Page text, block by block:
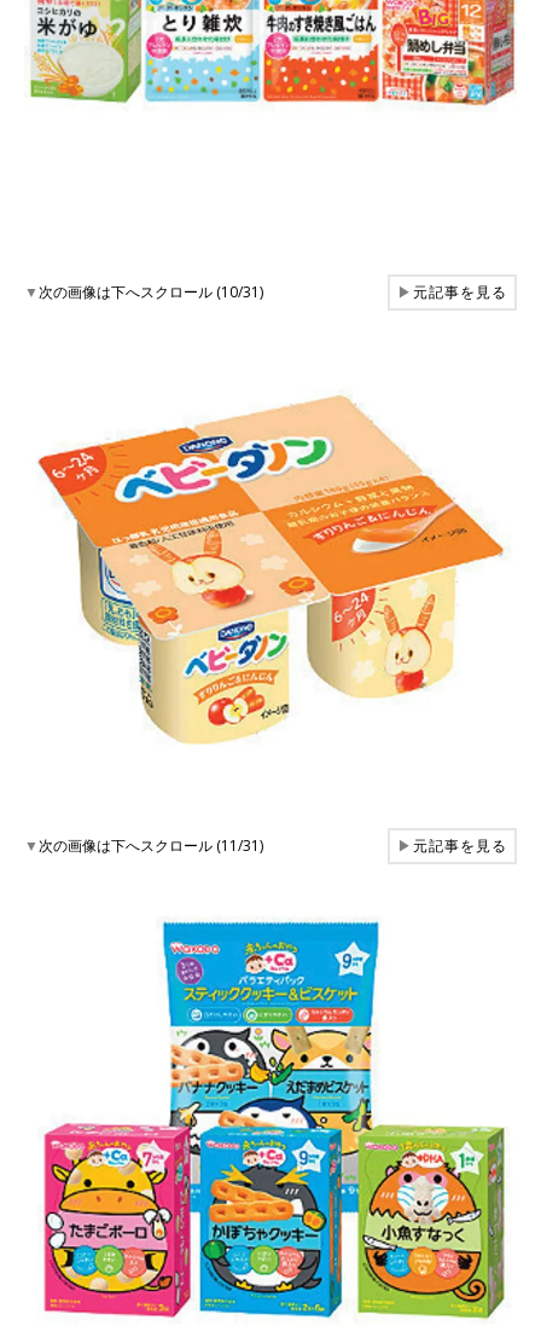
▼次の画像は下へスクロール (10/31) ▶元記事を見る
▼次の画像は下へスクロール (11/31) ▶元記事を見る